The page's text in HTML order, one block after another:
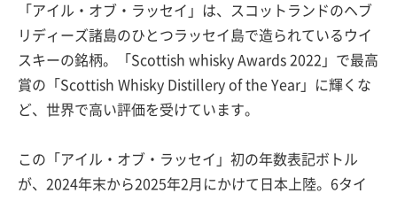
「アイル・オブ・ラッセイ」は、スコットランドのヘブ
リディーズ諸島のひとつラッセイ島で造られているウイ
スキーの銘柄。「Scottish whisky Awards 2022」で最高
賞の「Scottish Whisky Distillery of the Year」に輝くな
ど、世界で高い評価を受けています。
この「アイル・オブ・ラッセイ」初の年数表記ボトル
が、2024年末から2025年2月にかけて日本上陸。6タイ